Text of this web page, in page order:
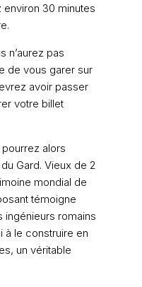
30 minutes
n’aurez pas
de vous garer sur
avoir passer
votre billet
alors
Gard. Vieux de 2
mondial de
témoigne
ingénieurs romains
à le construire en
un véritable